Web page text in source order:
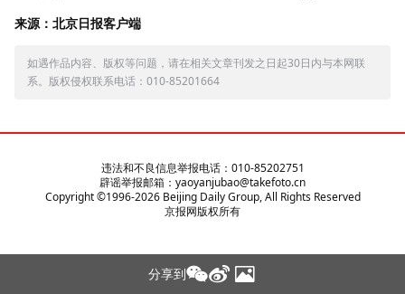
来源：北京日报客户端
如遇作品内容、版权等问题，请在相关文章刊发之日起30日内与本网联
系。版权侵权联系电话：010-85201664
分享到
违法和不良信息举报电话：010-85202751
辟谣举报邮箱：yaoyanjubao@takefoto.cn
Copyright ©1996-2026Beijing Daily Group, All Rights Reserved
京报网版权所有